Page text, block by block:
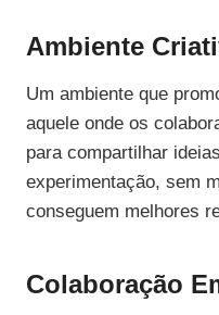
Ambiente
Um ambiente que
aquele onde os
para compartilhar
experimentação, sem
conseguem melhores
Colaboração